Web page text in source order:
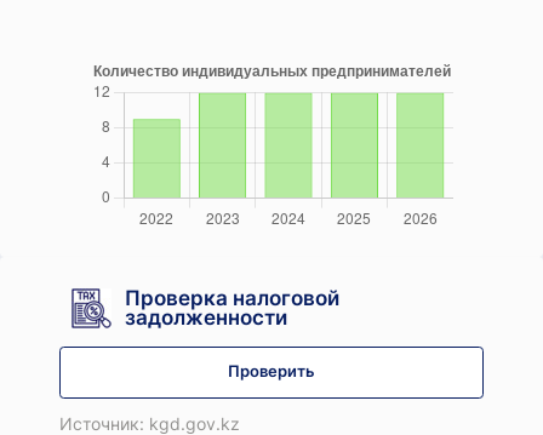
Проверка налоговой
задолженности
Проверить
Источник: kgd.gov.kz